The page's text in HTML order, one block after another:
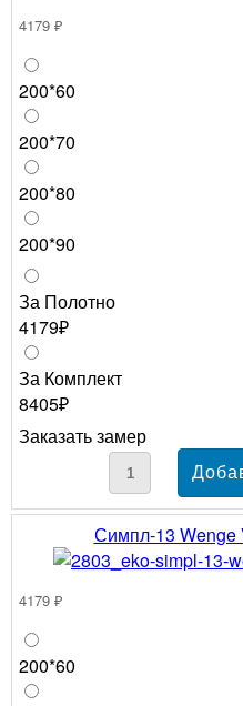
4179 ₽
200*60
200*70
200*80
200*90
За Полотно
4179₽
За Комплект
8405₽
Заказать замер
Симпл-13 Wenge
4179 ₽
200*60